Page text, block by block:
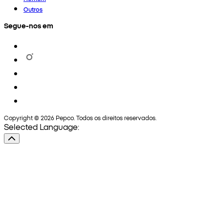
Outros
Segue-nos em
Copyright © 2026 Pepco. Todos os direitos reservados.
Selected Language: